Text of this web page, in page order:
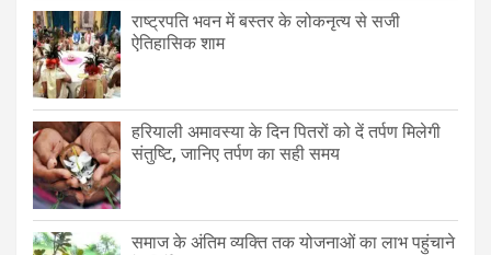
राष्ट्रपति भवन में बस्तर के लोकनृत्य से सजी
ऐतिहासिक शाम
हरियाली अमावस्या के दिन पितरों को दें तर्पण मिलेगी
संतुष्टि, जानिए तर्पण का सही समय
समाज के अंतिम व्यक्ति तक योजनाओं का लाभ पहुंचाने